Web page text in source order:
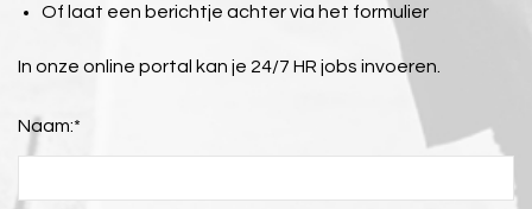
Of laat een berichtje achter via het formulier
In onze online portal kan je 24/7 HR jobs invoeren.
Naam:*